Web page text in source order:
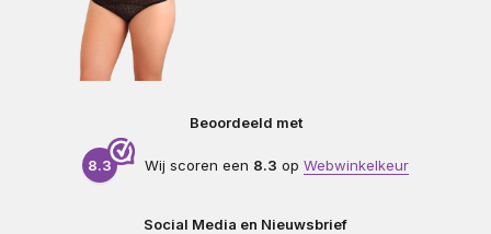
Beoordeeld met
8.3 Wij scoren een 8.3 op Webwinkelkeur
Social Media en Nieuwsbrief